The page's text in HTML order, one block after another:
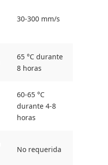
30-300 mm/s
65 °C durante
8 horas
60-65 °C
durante 4-8
horas
No requerida